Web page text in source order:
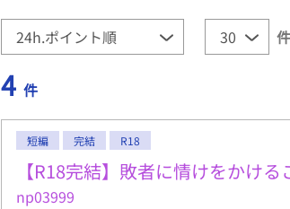
件
4 件
短編 完結 R18
【R18完結】敗者に情けをかけ
np03999